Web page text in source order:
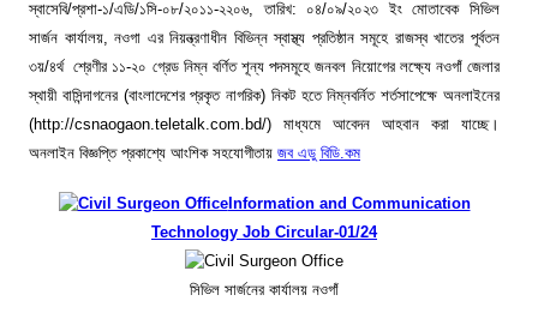
স্বাসেবি/প্রশা-১/এডি/১সি-০৮/২০১১-২২০৬, তারিখ: ০৪/০৯/২০২৩ ইং মোতাবেক সিভিল
সার্জন কার্যালয়, নওগা এর নিয়ন্ত্রণাধীন বিভিন্ন স্বাস্থ্য প্রতিষ্ঠান সমূহে রাজস্ব খাতের পূর্বতন
৩য়/৪র্থ শ্রেণীর ১১-২০ গ্রেড নিম্ন বর্ণিত শূন্য পদসমূহে জনবল নিয়োগের লক্ষ্যে নওগাঁ জেলার
স্থায়ী বাসিন্দাগনের (বাংলাদেশের প্রকৃত নাগরিক) নিকট হতে নিম্নবর্নিত শর্তসাপেক্ষে অনলাইনের
(http://csnaogaon.teletalk.com.bd/) মাধ্যমে আবেদন আহবান করা যাচ্ছে।
অনলাইন বিজ্ঞপ্তি প্রকাশ্যে আংশিক সহযোগীতায় জব এডু বিডি.কম
Information and Communication
Technology Job Circular-01/24
সিভিল সার্জনের কার্যালয় নওগাঁ